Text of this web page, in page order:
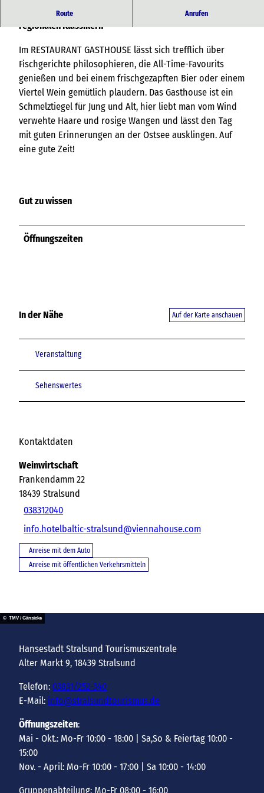
Route Anrufen
Ein lässiges Gasthouse mit vielen Lieblingsgerichten und
regionalen Klassikern
Im RESTAURANT GASTHOUSE lässt sich trefflich über
Fischgerichte philosophieren, die All-Time-Favourits
genießen und bei einem frischgezapften Bier oder einem
Viertel Wein gemütlich plaudern. Das Gasthouse ist ein
Schmelztiegel für Jung und Alt, hier liebt man vom Wind
verwehte Haare und rosige Wangen und lässt den Tag
mit guten Erinnerungen an der Ostsee ausklingen. Auf
eine gute Zeit!
Gut zu wissen
Öffnungszeiten
In der Nähe Auf der Karte anschauen
Veranstaltung
Sehenswertes
Kontaktdaten
Weinwirtschaft
Frankendamm 22
18439 Stralsund
038312040
info.hotelbaltic-stralsund@viennahouse.com
Anreise mit dem Auto
Anreise mit öffentlichen Verkehrsmitteln
© TMV / Gänsicke
Hansestadt Stralsund Tourismuszentrale
Alter Markt 9, 18439 Stralsund
Telefon: 03831/252-340
E-Mail: info@stralsundtourismus.de
Öffnungszeiten:
Mai - Okt.: Mo-Fr 10:00 - 18:00 | Sa,So & Feiertag 10:00 -
15:00
Nov. - April: Mo-Fr 10:00 - 17:00 | Sa 10:00 - 14:00
Gruppenabteilung: Mo-Fr 08:00 - 16:00